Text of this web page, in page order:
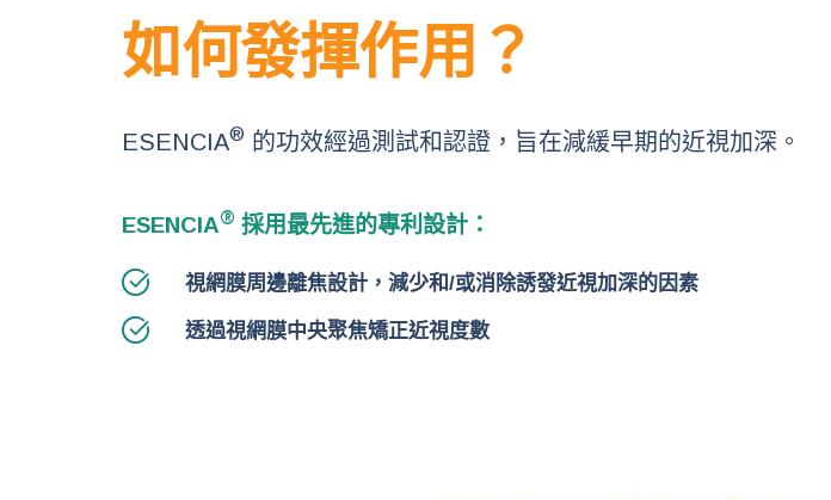
如何發揮作用？
ESENCIA® 的功效經過測試和認證，旨在減緩早期的近視加深。
ESENCIA® 採用最先進的專利設計：
視網膜周邊離焦設計，減少和/或消除誘發近視加深的因素
透過視網膜中央聚焦矯正近視度數